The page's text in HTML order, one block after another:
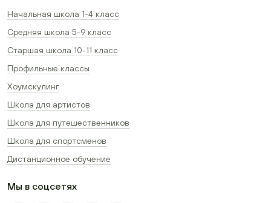
Начальная школа 1-4 класс
Средняя школа 5-9 класс
Старшая школа 10-11 класс
Профильные классы
Хоумскулинг
Школа для артистов
Школа для путешественников
Школа для спортсменов
Дистанционное обучение
Мы в соцсетях